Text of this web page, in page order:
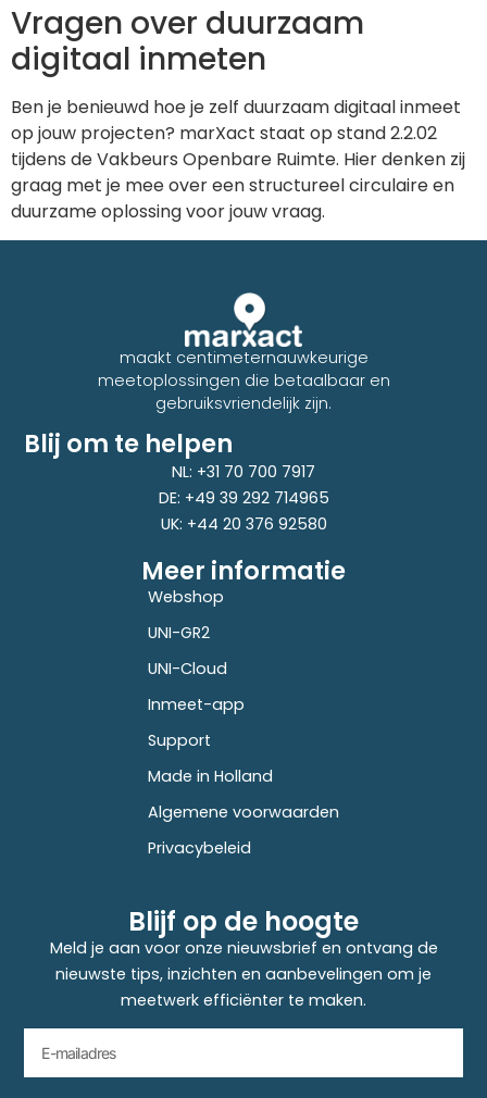
Vragen over duurzaam
digitaal inmeten
Ben je benieuwd hoe je zelf duurzaam digitaal inmeet
op jouw projecten? marXact staat op stand 2.2.02
tijdens de Vakbeurs Openbare Ruimte. Hier denken zij
graag met je mee over een structureel circulaire en
duurzame oplossing voor jouw vraag.
maakt centimeternauwkeurige
meetoplossingen die betaalbaar en
gebruiksvriendelijk zijn.
Blij om te helpen
NL: +31 70 700 7917
DE: +49 39 292 714965
UK: +44 20 376 92580
Meer informatie
Webshop
UNI-GR2
UNI-Cloud
Inmeet-app
Support
Made in Holland
Algemene voorwaarden
Privacybeleid
Blijf op de hoogte
Meld je aan voor onze nieuwsbrief en ontvang de
nieuwste tips, inzichten en aanbevelingen om je
meetwerk efficiënter te maken.